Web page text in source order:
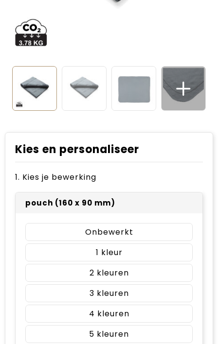
Zomerpakketten
Kies en personaliseer
1. Kies je bewerking
pouch (160 x 90 mm)
Onbewerkt
1
2
3
4
5